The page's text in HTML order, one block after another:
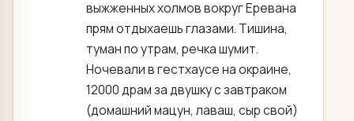
выжженных холмов вокруг Еревана
прям отдыхаешь глазами. Тишина,
туман по утрам, речка шумит.
Ночевали в гестхаусе на окраине,
12000 драм за двушку с завтраком
(домашний мацун, лаваш, сыр свой)